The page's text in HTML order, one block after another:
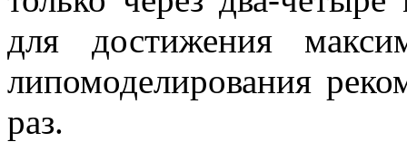
для достижения
липомоделирования
раз.